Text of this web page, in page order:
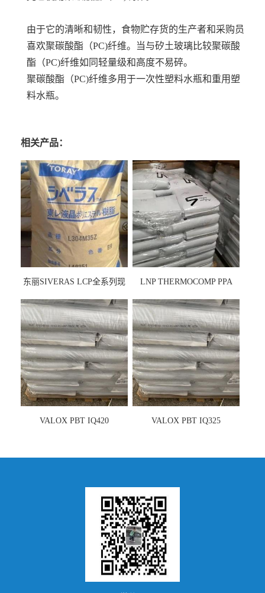
由于它的清晰和韧性，食物贮存货的生产者和采购员
喜欢聚碳酸酯（PC)纤维。当与矽土玻璃比较聚碳酸
酯（PC)纤维如同轻量级和高度不易碎。
聚碳酸酯（PC)纤维多用于一次性塑料水瓶和重用塑
料水瓶。
相关产品：
东丽SIVERAS LCP全系列现
LNP THERMOCOMP PPA
VALOX PBT IQ420 VALOX PBT IQ325